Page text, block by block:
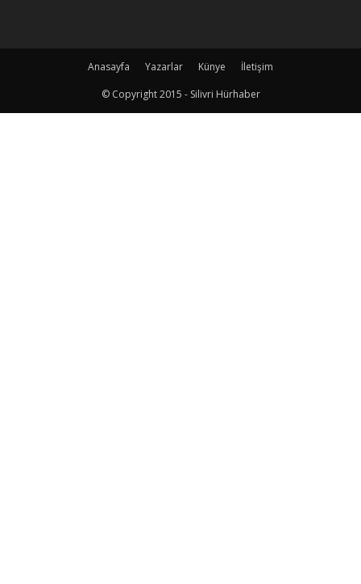
Anasayfa Yazarlar Künye
İletişim
© Copyright 2015 - Silivri Hürhaber